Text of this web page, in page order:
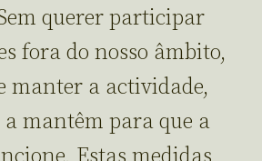
querer participar
fora do nosso âmbito,
manter a actividade,
mantêm para que a